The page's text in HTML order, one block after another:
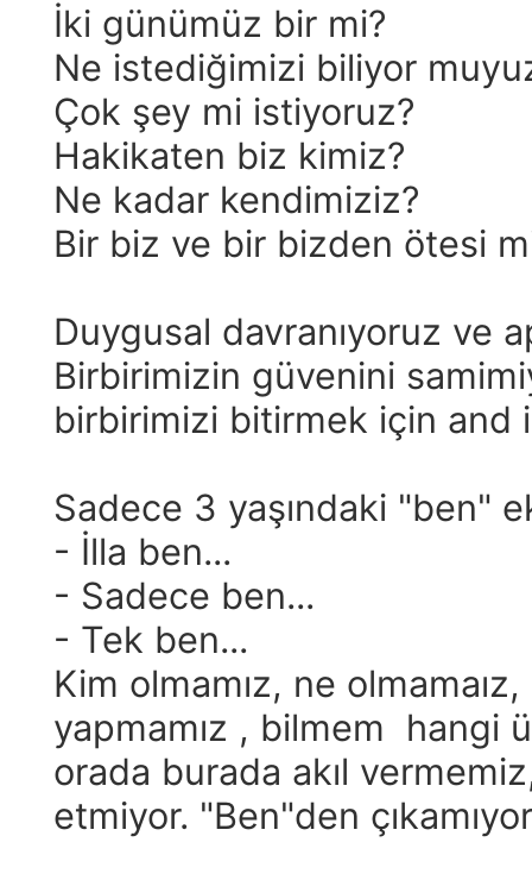
İki günümüz bir mi?
Ne istediğimizi biliyor
Çok şey mi istiyoruz?
Hakikaten biz kimiz?
Ne kadar kendimiziz?
Bir biz ve bir bizden ötesi
Duygusal davranıyoruz ve
Birbirimizin güvenini
birbirimizi bitirmek için and
Sadece 3 yaşındaki "ben"
- İlla ben...
- Sadece ben...
- Tek ben...
Kim olmamız, ne
yapmamız , bilmem hangi
orada burada akıl
etmiyor. "Ben"den